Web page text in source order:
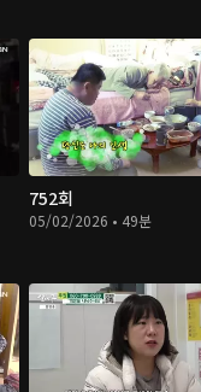
752회
05/02/2026 • 49분